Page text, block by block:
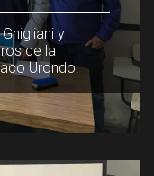
y
de la
Urondo.
y
de la
Urondo.